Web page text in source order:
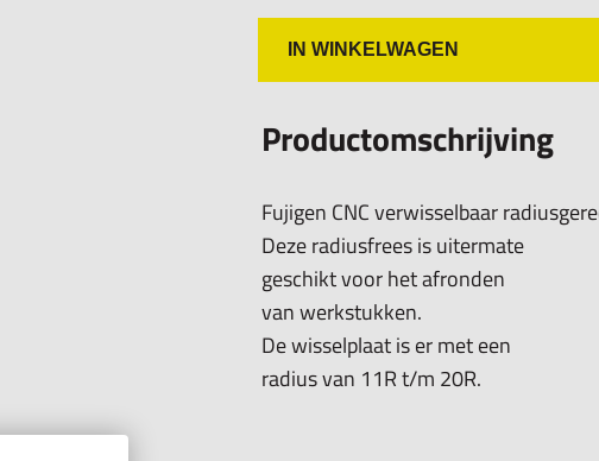
IN WINKELWAGEN
Productomschrijving
Fujigen CNC verwisselbaar
Deze radiusfrees is uitermate
geschikt voor het afronden
van werkstukken.
De wisselplaat is er met een
radius van 11R t/m 20R.